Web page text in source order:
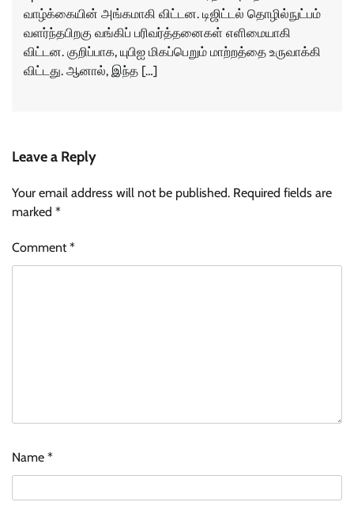
வாழ்க்கையின் அங்கமாகி விட்டன. டிஜிட்டல் தொழில்நுட்பம்
வளர்ந்தபிறகு வங்கிப் பரிவர்த்தனைகள் எளிமையாகி
விட்டன. குறிப்பாக, யுபிஐ மிகப்பெறும் மாற்றத்தை உருவாக்கி
விட்டது. ஆனால், இந்த […]
Leave a Reply
Your email address will not be published. Required fields are
marked *
Comment*
Name *